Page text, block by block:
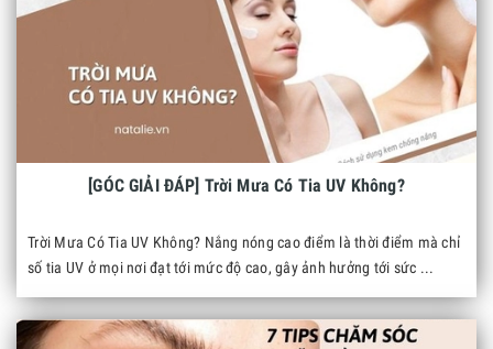
[GÓC GIẢI ĐÁP] Trời Mưa Có Tia UV Không?
Trời Mưa Có Tia UV Không? Nắng nóng cao điểm là thời điểm mà chỉ
số tia UV ở mọi nơi đạt tới mức độ cao, gây ảnh hưởng tới sức ...